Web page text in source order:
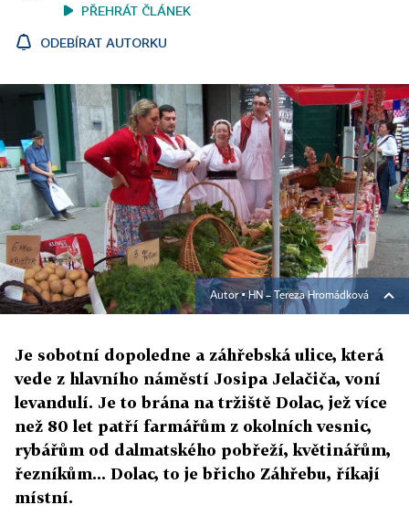
PŘEHRÁT ČLÁNEK
ODEBÍRAT AUTORKU
Autor ▪HN – Tereza Hromádková
Je sobotní dopoledne a záhřebská ulice, která
vede z hlavního náměstí Josipa Jelačiča, voní
levandulí. Je to brána na tržiště Dolac, jež více
než 80 let patří farmářům z okolních vesnic,
rybářům od dalmatského pobřeží, květinářům,
řezníkům... Dolac, to je břicho Záhřebu, říkají
místní.